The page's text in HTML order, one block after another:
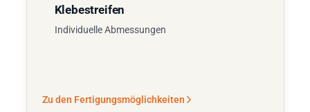
Klebestreifen
Individuelle Abmessungen
Zu den Fertigungsmöglichkeiten